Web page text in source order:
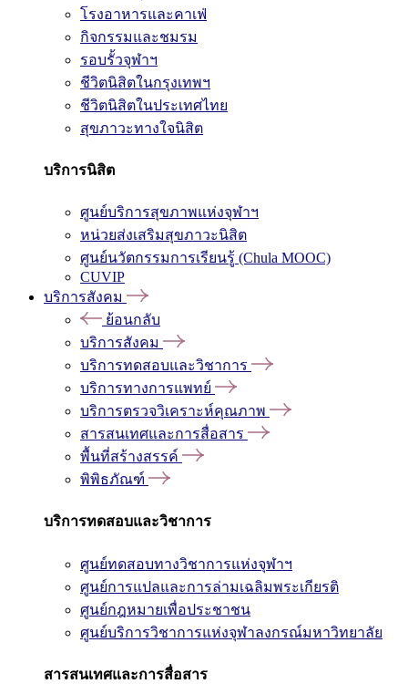
โรงอาหารและคาเฟ่
กิจกรรมและชมรม
รอบรั้วจุฬาฯ
ชีวิตนิสิตในกรุงเทพฯ
ชีวิตนิสิตในประเทศไทย
สุขภาวะทางใจนิสิต
บริการนิสิต
ศูนย์บริการสุขภาพแห่งจุฬาฯ
หน่วยส่งเสริมสุขภาวะนิสิต
ศูนย์นวัตกรรมการเรียนรู้ (Chula MOOC)
CUVIP
บริการสังคม
ย้อนกลับ
บริการสังคม
บริการทดสอบและวิชาการ
บริการทางการแพทย์
บริการตรวจวิเคราะห์คุณภาพ
สารสนเทศและการสื่อสาร
พื้นที่สร้างสรรค์
พิพิธภัณฑ์
บริการทดสอบและวิชาการ
ศูนย์ทดสอบทางวิชาการแห่งจุฬาฯ
ศูนย์การแปลและการล่ามเฉลิมพระเกียรติ
ศูนย์กฎหมายเพื่อประชาชน
ศูนย์บริการวิชาการแห่งจุฬาลงกรณ์มหาวิทยาลัย
สารสนเทศและการสื่อสาร